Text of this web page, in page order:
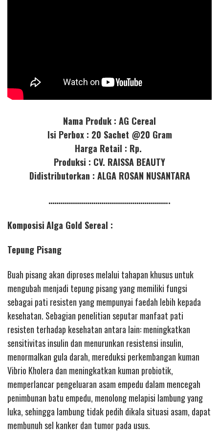
Nama Produk : AG Cereal
Isi Perbox : 20 Sachet @20 Gram
Harga Retail : Rp.
Produksi : CV. RAISSA BEAUTY
Didistributorkan : ALGA ROSAN NUSANTARA
……………………………………………………..
KomposisiAlga Gold Sereal :
Tepung Pisang
Buah pisang akan diproses melalui tahapan khusus untuk
mengubah menjadi tepung pisang yang memiliki fungsi
sebagai pati resisten yang mempunyai faedah lebih kepada
kesehatan. Sebagian penelitian seputar manfaat pati
resisten terhadap kesehatan antara lain: meningkatkan
sensitivitas insulin dan menurunkan resistensi insulin,
menormalkan gula darah, mereduksi perkembangan kuman
Vibrio Kholera dan meningkatkan kuman probiotik,
memperlancar pengeluaran asam empedu dalam mencegah
penimbunan batu empedu, menolong melapisi lambung yang
luka, sehingga lambung tidak pedih dikala situasi asam, dapat
membunuh sel kanker dan tumor pada usus.